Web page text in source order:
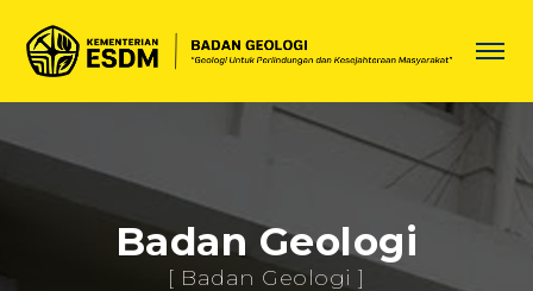
Badan Geologi
[ Badan Geologi ]